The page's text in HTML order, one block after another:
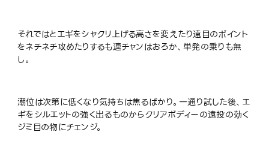
それではとエギをシャクリ上げる高さを変えたり遠目のポイント
をネチネチ攻めたりするも連チャンはおろか、単発の乗りも無
し。
潮位は次第に低くなり気持ちは焦るばかり。一通り試した後、エ
ギをシルエットの強く出るものからクリアボディーの遠投の効く
ジミ目の物にチェンジ。